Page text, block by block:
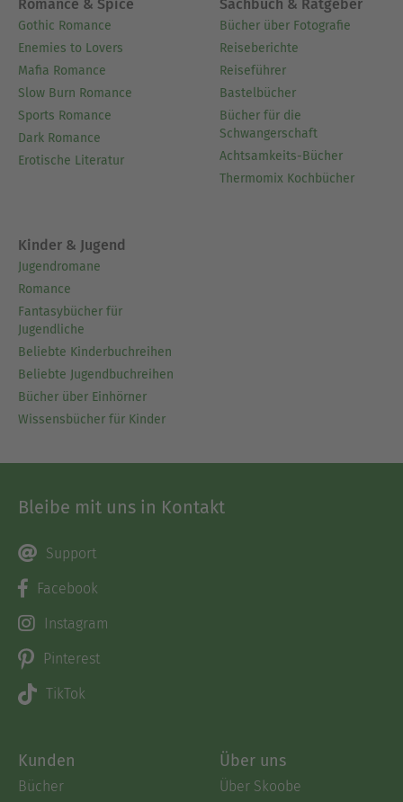
Romance & Spice
Gothic Romance
Enemies to Lovers
Mafia Romance
Slow Burn Romance
Sports Romance
Dark Romance
Erotische Literatur
Sachbuch & Ratgeber
Bücher über Fotografie
Reiseberichte
Reiseführer
Bastelbücher
Bücher für die
Schwangerschaft
Achtsamkeits-Bücher
Thermomix Kochbücher
Kinder & Jugend
Jugendromane
Romance
Fantasybücher für
Jugendliche
Beliebte Kinderbuchreihen
Beliebte Jugendbuchreihen
Bücher über Einhörner
Wissensbücher für Kinder
Bleibe mit uns in Kontakt
Support
Facebook
Instagram
Pinterest
TikTok
Kunden
Bücher
Über uns
Über Skoobe